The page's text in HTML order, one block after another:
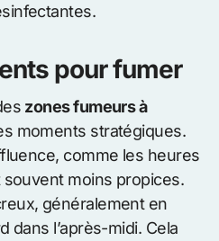
pour fumer
zones fumeurs à
moments stratégiques.
comme les heures
moins propices.
généralement en
dans l’après-midi. Cela